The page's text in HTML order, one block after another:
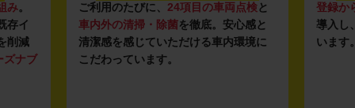
み。
存イ
削減
ズナブ
ご利用のたびに、 24項目の車両点検と
車内外の清掃・除菌を徹底。安心感と
清潔感を感じていただける車内環境に
こだわっています。
登録か
導入し
います